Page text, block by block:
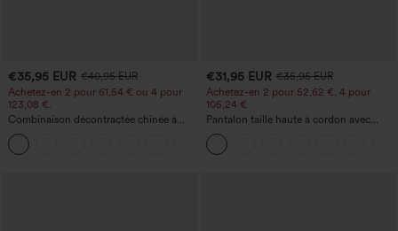
€35,95 EUR €40,95 EUR
Achetez-en 2 pour 61,54 € ou 4 pour
123,08 €.
Combinaison décontractée chinée à
bretelles réglables, fronces et jambes
larges, avec poches — facile comme
tout
€31,95 EUR €35,95 EUR
Achetez-en 2 pour 52,62 €, 4 pour
105,24 €
Pantalon taille haute à cordon avec
poches, jambe large et coupe ample,
style décontracté, effet lin